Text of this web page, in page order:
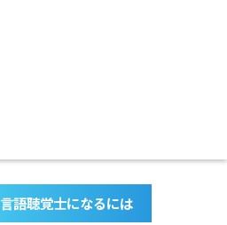
言語聴覚士になるには